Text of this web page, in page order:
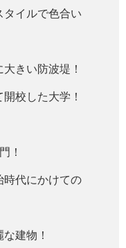
タイルで色合い
大きい防波堤！
開校した大学！
！
時代にかけての
な建物！